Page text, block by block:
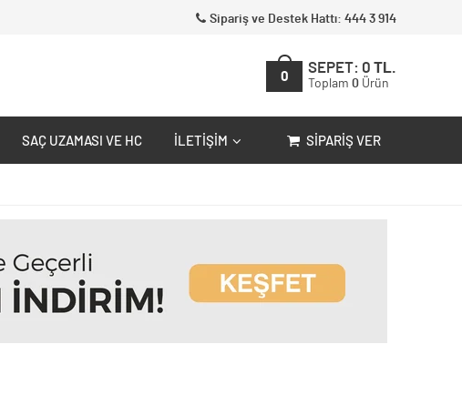
Sipariş ve Destek Hattı: 444 3 914
0
SEPET: 0 TL.
Toplam 0 Ürün
SAÇ UZAMASI VE HC İLETIŞIM SIPARIŞ VER